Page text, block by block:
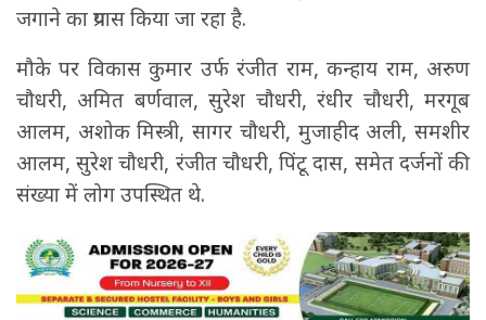
जगाने का प्रयास किया जा रहा है.
मौके पर विकास कुमार उर्फ रंजीत राम, कन्हाय राम, अरुण
चौधरी, अमित बर्णवाल, सुरेश चौधरी, रंधीर चौधरी, मरगूब
आलम, अशोक मिस्त्री, सागर चौधरी, मुजाहीद अली, समशीर
आलम, सुरेश चौधरी, रंजीत चौधरी, पिंटू दास, समेत दर्जनों की
संख्या में लोग उपस्थित थे.